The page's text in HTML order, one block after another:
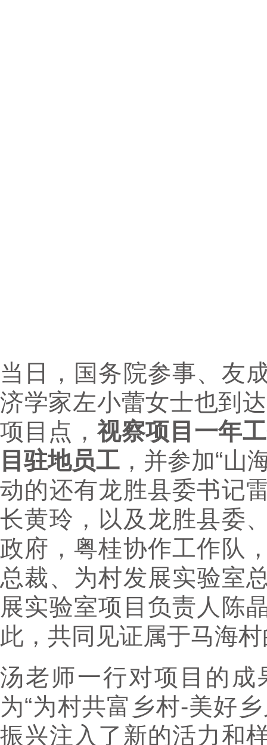
当日，国务院参事、友
济学家左小蕾女士也到
项目点， 视察项目一年
目驻地员工，并参加“山
动的还有龙胜县委书记
长黄玲，以及龙胜县委
政府，粤桂协作工作队
总裁、为村发展实验室
展实验室项目负责人陈
此，共同见证属于马海
汤老师一行对项目的
为“为村共富乡村-美好
振兴注入了新的活力和